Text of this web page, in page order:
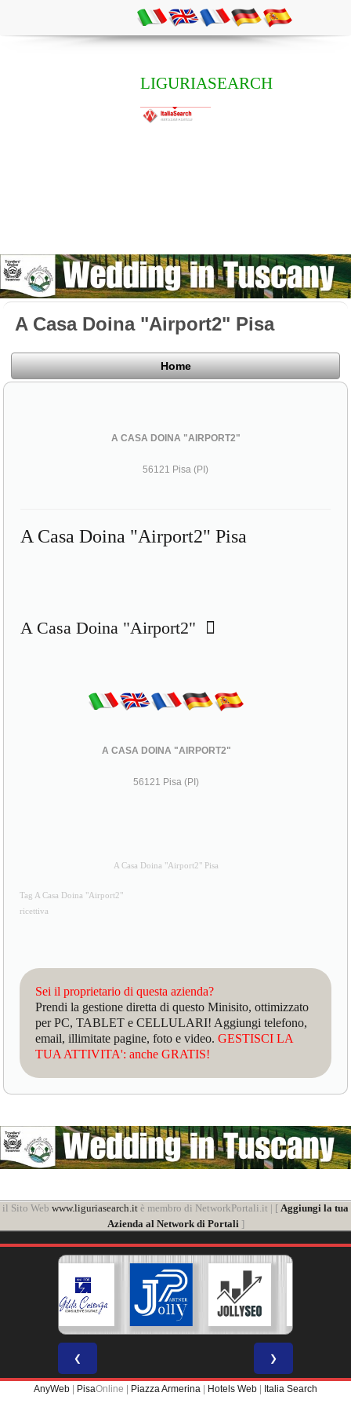
LIGURIASEARCH
A Casa Doina "Airport2" Pisa
Home
A CASA DOINA "AIRPORT2"
56121 Pisa (PI)
A Casa Doina "Airport2" Pisa
A Casa Doina "Airport2"
A CASA DOINA "AIRPORT2"
56121 Pisa (PI)
A Casa Doina "Airport2" Pisa
Tag A Casa Doina "Airport2"
ricettiva
Sei il proprietario di questa azienda?
Prendi la gestione diretta di questo Minisito, ottimizzato
per PC, TABLET e CELLULARI! Aggiungi telefono,
email, illimitate pagine, foto e video.GESTISCI LA
TUA ATTIVITA': anche GRATIS!
il Sito Web www.liguriasearch.it è membro di NetworkPortali.it | [ Aggiungi la tua
Azienda al Network di Portali]
❮ ❯
AnyWeb PisaOnline | Piazza Armerina Hotels Web Italia Search